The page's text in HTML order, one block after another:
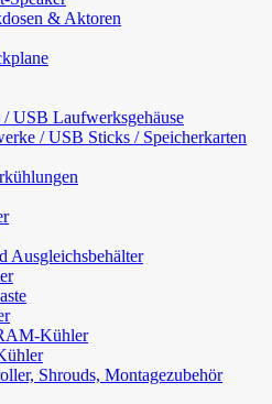
& Aktoren
/ USB Laufwerksgehäuse
/ USB Sticks / Speicherkarten
Ausgleichsbehälter
Kühler
Shrouds, Montagezubehör